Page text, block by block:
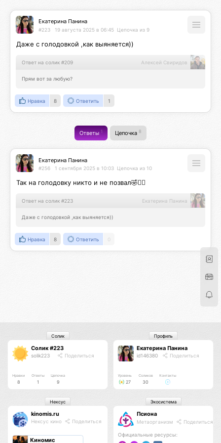
Екатерина Панина
#223 19 августа 2025 в 06:45 Цепочка из 9
Даже с голодовкой ,как выяняется))
Ответ на солик #209 Алексей Свиридов
Прям вот за любую?
Нравка 8 Ответить 1
Ответы1 Цепочка8
Екатерина Панина
#256 1 сентября 2025 в 10:03 Цепочка из 10
Так на голодовку никто и не позвал🤣🤦‍♀️
Ответ на солик #223 Екатерина Панина
Даже с голодовкой ,как выяняется))
Нравка 8 Ответить 0
Солик #223
solik223 Поделиться
Нравки
8
Ответы
1
Цепочка
9
Солик
Екатерина Панина
id146380 Поделиться
Уровень
27
Соликов
30
Контакты
Профиль
kinomis.ru
Нексус кино Поделиться
Киномис
Нексус
Псиона
Метаорганизм Поделиться
Официальные ресурсы:
Экосистема